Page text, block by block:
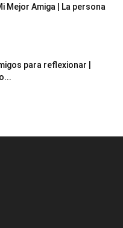
Mejor Amiga | La persona
para reflexionar |